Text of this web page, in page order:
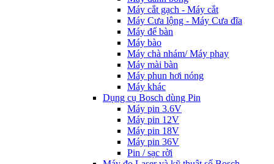
Máy cắt gạch - Máy cắt
Máy Cưa lộng - Máy Cưa đĩa
Máy để bàn
Máy bào
Máy chà nhám/ Máy phay
Máy mài bàn
Máy phun hơi nóng
Máy khác
Dụng cụ Bosch dùng Pin
Máy pin 3.6V
Máy pin 12V
Máy pin 18V
Máy pin 36V
Pin / sạc rời